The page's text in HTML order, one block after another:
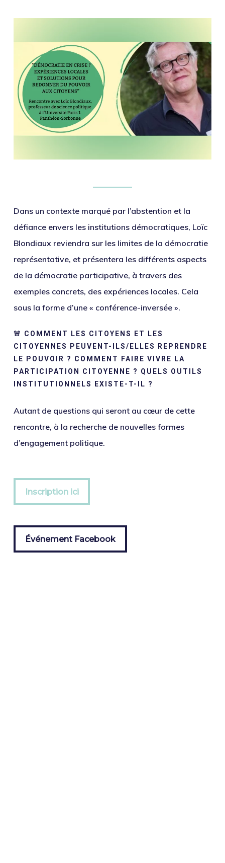
Dans un contexte marqué par l’abstention et la
défiance envers les institutions démocratiques, Loïc
Blondiaux reviendra sur les limites de la démocratie
représentative, et présentera les différents aspects
de la démocratie participative, à travers des
exemples concrets, des expériences locales. Cela
sous la forme d’une « conférence-inversée ».
🚨 COMMENT LES CITOYENS ET LES
CITOYENNES PEUVENT-ILS/ELLES REPRENDRE
LE POUVOIR ? COMMENT FAIRE VIVRE LA
PARTICIPATION CITOYENNE ? QUELS OUTILS
INSTITUTIONNELS EXISTE-T-IL ?
Autant de questions qui seront au cœur de cette
rencontre, à la recherche de nouvelles formes
d’engagement politique.
Inscription ici
Inscription ici
Événement Facebook
Événement Facebook